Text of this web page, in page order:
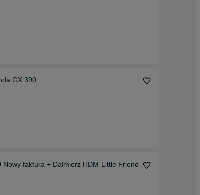
GX 390
faktura + Dalmierz HDM Little Friend